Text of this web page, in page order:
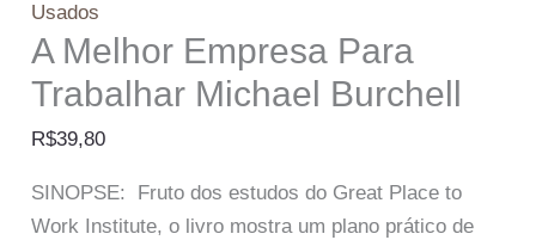
Usados
A Melhor Empresa Para
Trabalhar Michael Burchell
R$39,80
SINOPSE: Fruto dos estudos do Great Place to
Work Institute, o livro mostra um plano prático de